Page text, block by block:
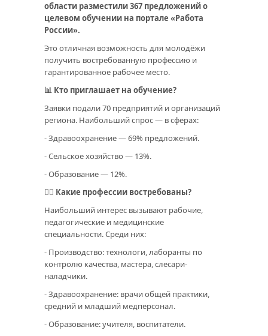
области разместили 367 предложений о
целевом обучении на портале «Работа
России».
Это отличная возможность для молодёжи
получить востребованную профессию и
гарантированное рабочее место.
📊 Кто приглашает на обучение?
Заявки подали 70 предприятий и организаций
региона. Наибольший спрос — в сферах:
- Здравоохранение — 69% предложений.
- Сельское хозяйство — 13%.
- Образование — 12%.
👷‍♂️ Какие профессии востребованы?
Наибольший интерес вызывают рабочие,
педагогические и медицинские
специальности. Среди них:
- Производство: технологи, лаборанты по
контролю качества, мастера, слесари-
наладчики.
- Здравоохранение: врачи общей практики,
средний и младший медперсонал.
- Образование: учителя, воспитатели.